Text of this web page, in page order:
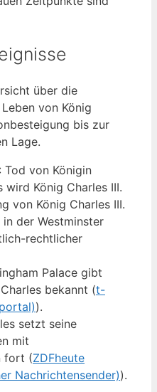
über die
von König
bis zur
Lage.
: Tod von Königin
wird König Charles III.
von König Charles III.
der Westminster
rechtlicher
Palace gibt
bekannt (t-
).
setzt seine
mit
fort (ZDFheute
Nachrichtensender)).